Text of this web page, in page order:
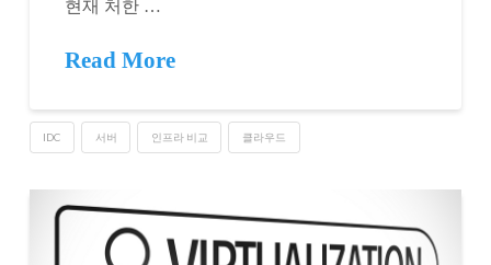
현재 처한 …
Read More
IDC 서버 인프라 비교 클라우드